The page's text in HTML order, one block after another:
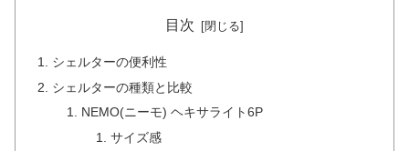
目次
シェルターの便利性
シェルターの種類と比較
NEMO(ニーモ) ヘキサライト6P
サイズ感